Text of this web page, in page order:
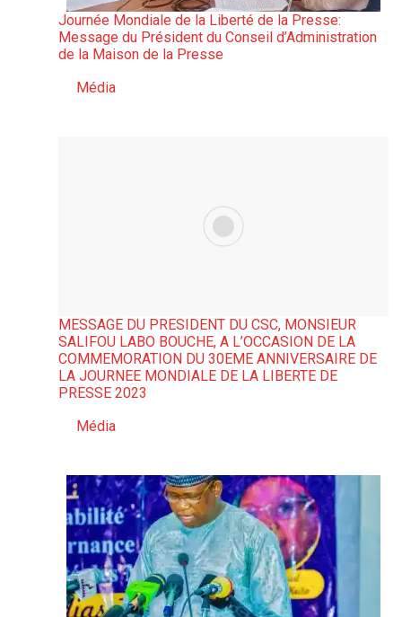
Journée Mondiale de la Liberté de la Presse:
Message du Président du Conseil d’Administration
de la Maison de la Presse
Par rapport à
Média
MESSAGE DU PRESIDENT DU CSC, MONSIEUR
SALIFOU LABO BOUCHE, A L’OCCASION DE LA
COMMEMORATION DU 30EME ANNIVERSAIRE DE
LA JOURNEE MONDIALE DE LA LIBERTE DE
PRESSE 2023
Par rapport à
Média